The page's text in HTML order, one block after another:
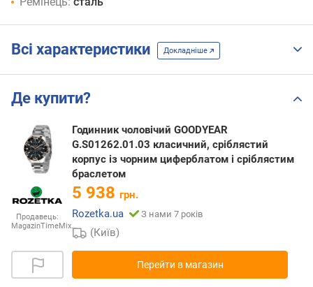
Всі характеристики Докладніше
Де купити?
Продавець:
MagazinTimeMix…
Годинник чоловічий GOODYEAR
G.S01262.01.03 класичний, сріблястий
корпус із чорним циферблатом і сріблястим
браслетом
5 938 грн.
Rozetka.ua
З нами 7 років
(Київ)
Перейти в магазин